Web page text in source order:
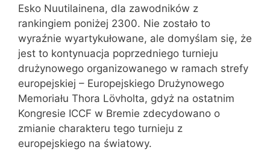
Esko Nuutilainena, dla zawodników z
rankingiem poniżej 2300. Nie zostało to
wyraźnie wyartykułowane, ale domyślam się, że
jest to kontynuacja poprzedniego turnieju
drużynowego organizowanego w ramach strefy
europejskiej – Europejskiego Drużynowego
Memoriału Thora Lövholta, gdyż na ostatnim
Kongresie ICCF w Bremie zdecydowano o
zmianie charakteru tego turnieju z
europejskiego na światowy.